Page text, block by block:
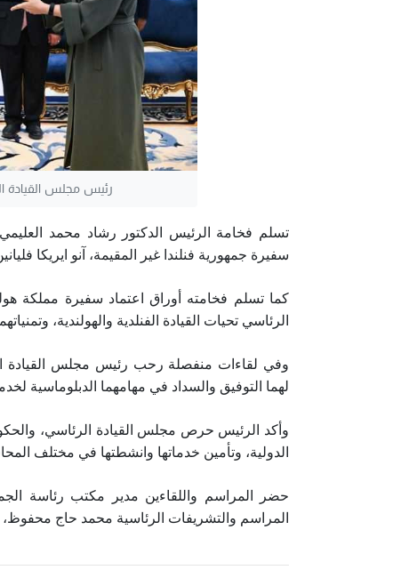
رئيس مجلس القيادة
تسلم فخامة الرئيس الدكتور رشاد محمد
سفيرة جمهورية فنلندا غير المقيمة، آنو ايريكا
كما تسلم فخامته أوراق اعتماد سفيرة مملكة
الرئاسي تحيات القيادة الفنلدية والهولندية،
وفي لقاءات منفصلة رحب رئيس مجلس القيادة
لهما التوفيق والسداد في مهامهما الدبلوماسية
وأكد الرئيس حرص مجلس القيادة الرئاسي،
الدولية، وتأمين خدماتها وانشطتها في مختلف
حضر المراسم واللقاءين مدير مكتب رئاسة
المراسم والتشريفات الرئاسية محمد حاج